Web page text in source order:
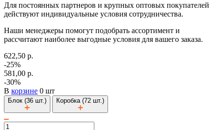
Для постоянных партнеров и крупных оптовых покупателей
действуют индивидуальные условия сотрудничества.
Наши менеджеры помогут подобрать ассортимент и
рассчитают наиболее выгодные условия для вашего заказа.
622,50 р.
-25%
581,00 р.
-30%
В корзине 0 шт
Блок (36 шт.) Коробка (72 шт.)